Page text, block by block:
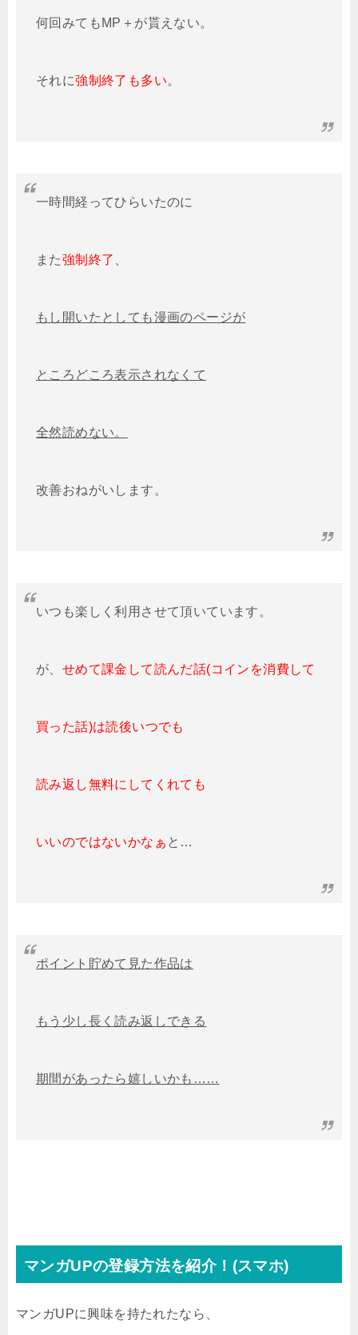
何回みてもMP＋が貰えない。
それに強制終了も多い。
一時間経ってひらいたのに
また強制終了
もし開いたとしても漫画のページが
ところどころ表示されなくて
全然読めない。
改善おねがいします。
いつも楽しく利用させて頂いています。
が、 せめて課金して読んだ話(コインを消費して
買った話)は読後いつでも
読み返し無料にしてくれても
いいのではないかなぁ と…
ポイント貯めて見た作品は
もう少し長く読み返しできる
期間があったら嬉しいかも……
マンガUPの登録方法を紹介！(スマホ)
マンガUPに興味を持たれたなら、